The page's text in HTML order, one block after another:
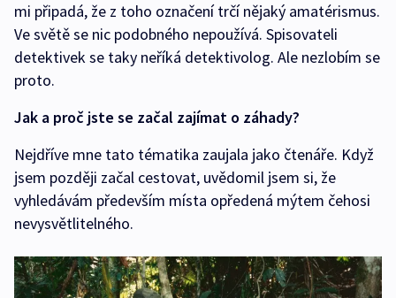
mi připadá, že z toho označení trčí nějaký amatérismus.
Ve světě se nic podobného nepoužívá. Spisovateli
detektivek se taky neříká detektivolog. Ale nezlobím se
proto.
Jak a proč jste se začal zajímat o záhady?
Nejdříve mne tato tématika zaujala jako čtenáře. Když
jsem později začal cestovat, uvědomil jsem si, že
vyhledávám především místa opředená mýtem čehosi
nevysvětlitelného.